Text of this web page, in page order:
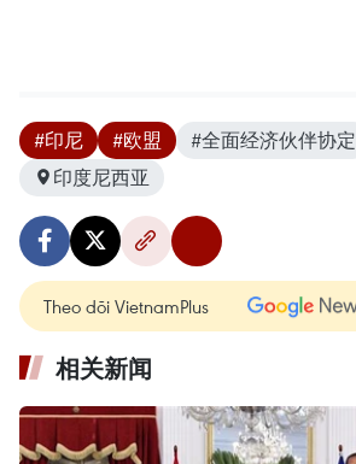
#印尼 #欧盟 #全面经济伙伴协定
印度尼西亚
Theo dõi VietnamPlus
相关新闻